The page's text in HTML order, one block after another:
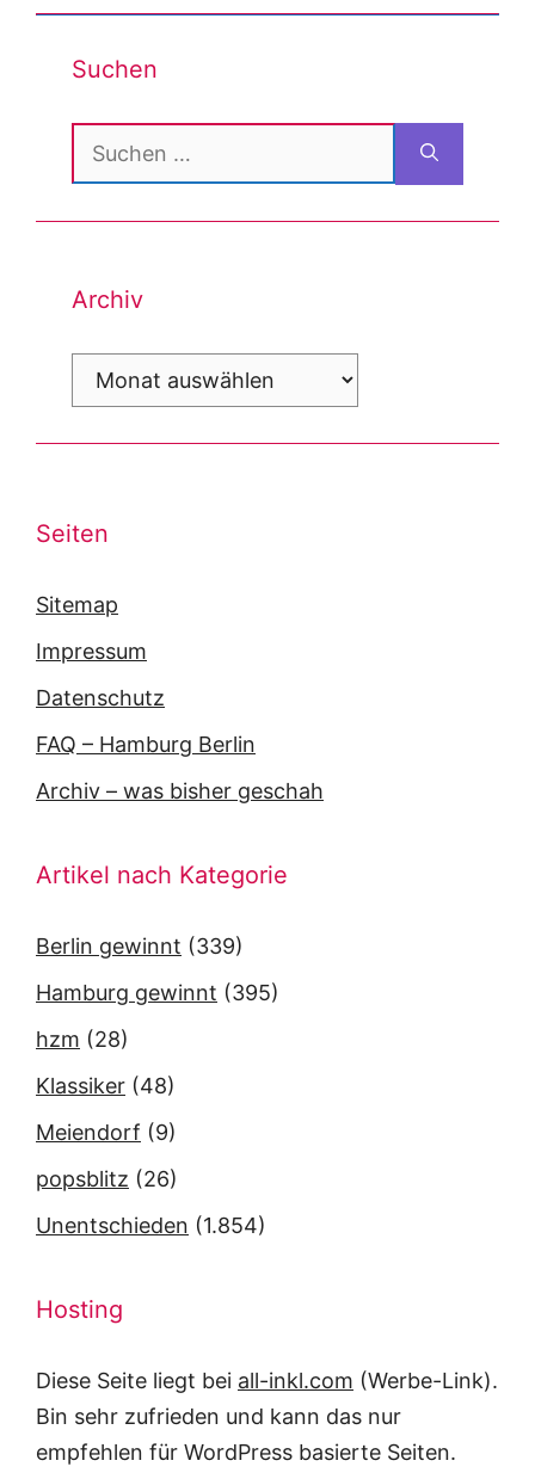
Suchen
Suchen
Archiv
Archiv
Seiten
Sitemap
Impressum
Datenschutz
FAQ – Hamburg Berlin
Archiv – was bisher geschah
Artikel nach Kategorie
Berlin gewinnt (339)
Hamburg gewinnt (395)
hzm (28)
Klassiker (48)
Meiendorf (9)
popsblitz (26)
Unentschieden (1.854)
Hosting
Diese Seite liegt bei all-inkl.com (Werbe-Link).
Bin sehr zufrieden und kann das nur
empfehlen für WordPress basierte Seiten.